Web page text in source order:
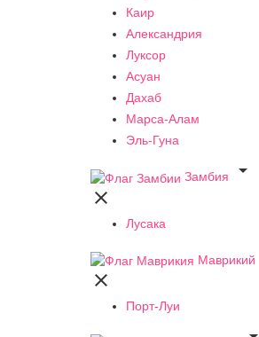
Каир
Александрия
Луксор
Асуан
Дахаб
Марса-Алам
Эль-Гуна
Замбия


Лусака
Маврикий

Порт-Луи